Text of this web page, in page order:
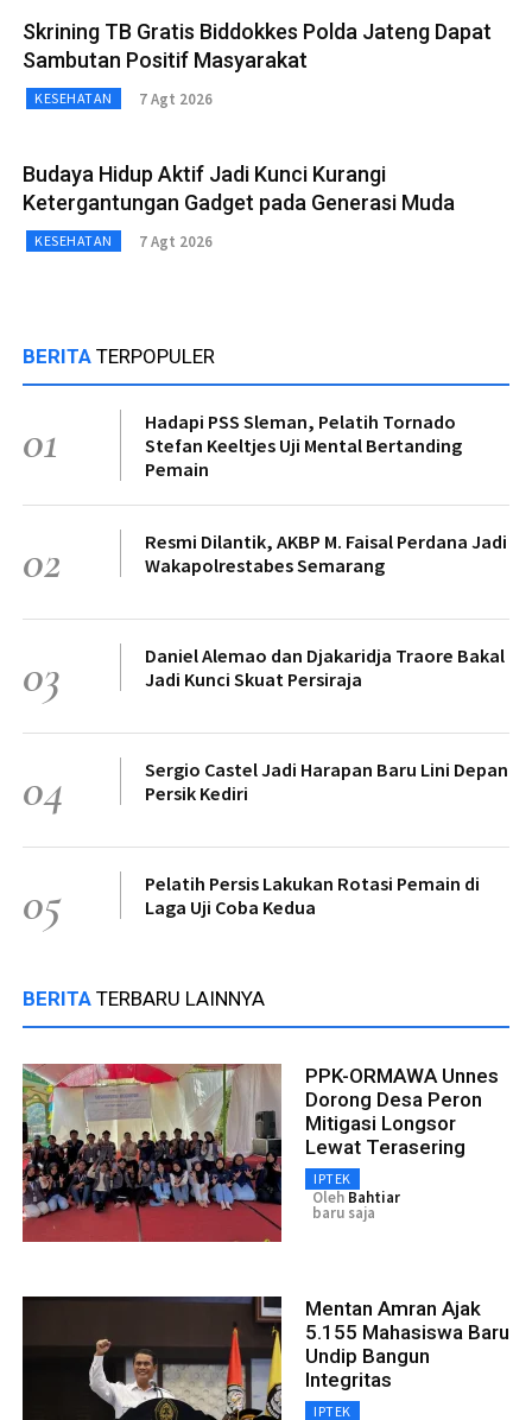
Skrining TB Gratis Biddokkes Polda Jateng Dapat
Sambutan Positif Masyarakat
KESEHATAN 7 Agt 2026
Budaya Hidup Aktif Jadi Kunci Kurangi
Ketergantungan Gadget pada Generasi Muda
KESEHATAN 7 Agt 2026
BERITA TERPOPULER
01
Hadapi PSS Sleman, Pelatih Tornado
Stefan Keeltjes Uji Mental Bertanding
Pemain
02
Resmi Dilantik, AKBP M. Faisal Perdana Jadi
Wakapolrestabes Semarang
03
Daniel Alemao dan Djakaridja Traore Bakal
Jadi Kunci Skuat Persiraja
04
Sergio Castel Jadi Harapan Baru Lini Depan
Persik Kediri
05
Pelatih Persis Lakukan Rotasi Pemain di
Laga Uji Coba Kedua
BERITA TERBARU LAINNYA
PPK-ORMAWA Unnes
Dorong Desa Peron
Mitigasi Longsor
Lewat Terasering
IPTEK
Oleh Bahtiar
baru saja
Mentan Amran Ajak
5.155 Mahasiswa Baru
Undip Bangun
Integritas
IPTEK